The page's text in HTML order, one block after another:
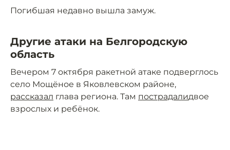
Погибшая недавно вышла замуж.
Другие атаки на Белгородскую
область
Вечером 7 октября ракетной атаке подверглось
село Мощёное в Яковлевском районе,
рассказал глава региона. Там пострадалидвое
взрослых и ребёнок.